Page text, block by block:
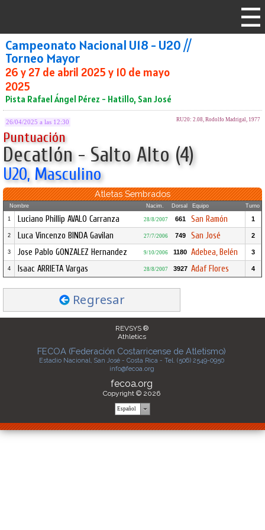
Campeonato Nacional U18 - U20 //
Torneo Mayor
26 y 27 de abril 2025 y 10 de mayo
2025
Pista Rafael Ángel Pérez - Hatillo, San José
26/04/2025 a las 12:30 RU20: 2.08, Rodolfo Madrigal, 1977
Puntuación
Decatlón - Salto Alto (4)
U20, Masculino
Atletas Sembrados
Nombre Nacim. Dorsal Equipo Turno
1 Luciano Phillip AVALO Carranza 28/8/2007 661 San Ramón 1
2 Luca Vincenzo BINDA Gavilan 27/7/2006 749 San José 2
3 Jose Pablo GONZALEZ Hernandez 9/10/2006 1180 Adebea, Belén 3
4 Isaac ARRIETA Vargas 28/8/2007 3927 Adaf Flores 4
Regresar
REVSYS ®
Athletics
FECOA (Federación Costarricense de Atletismo)
Estadio Nacional, San José - Costa Rica - Tel. (506) 2549-0950
info@fecoa.org
fecoa.org
Copyright © 2026